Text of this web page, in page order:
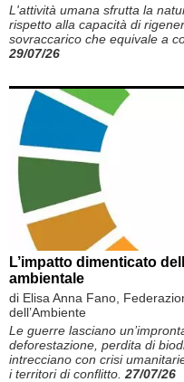
L'attività umana sfrutta la
rispetto alla capacità di
sovraccarico che equivale a
29/07/26
L’impatto dimenticato
ambientale
di Elisa Anna Fano,
dell’Ambiente
Le guerre lasciano
deforestazione, perdita di
intrecciano con crisi
i territori di conflitto. 27/07/26